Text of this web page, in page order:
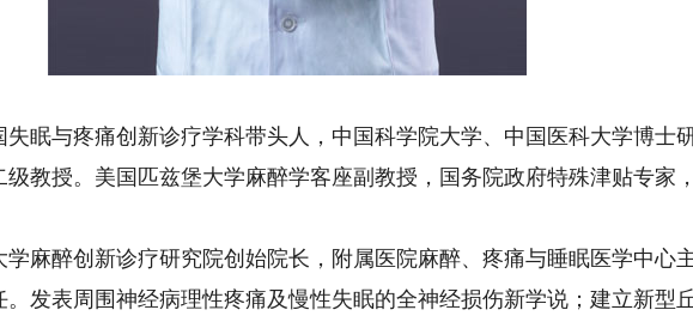
与疼痛创新诊疗学科带头人，中国科学院大学、中国医科大学博士
教授。美国匹兹堡大学麻醉学客座副教授，国务院政府特殊津贴专家
醉创新诊疗研究院创始院长，附属医院麻醉、疼痛与睡眠医学中心
发表周围神经病理性疼痛及慢性失眠的全神经损伤新学说；建立新型